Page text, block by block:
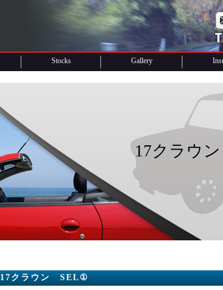
Stocks Gallery
17クラウ
17クラウン SEL①